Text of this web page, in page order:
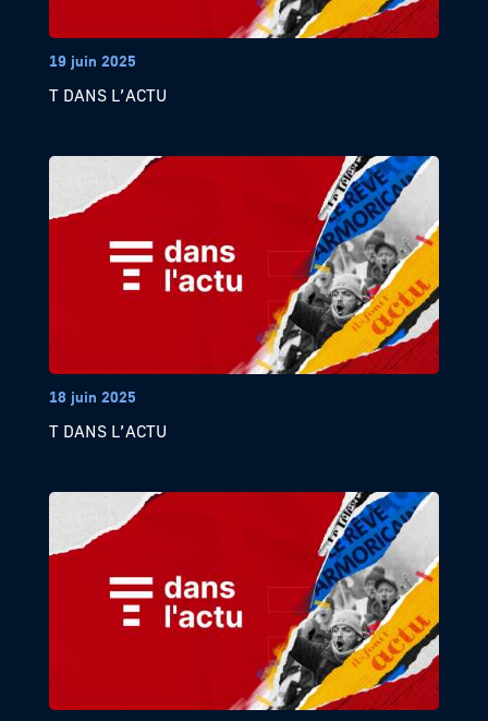
19 juin 2025
T DANS L’ACTU
18 juin 2025
T DANS L’ACTU